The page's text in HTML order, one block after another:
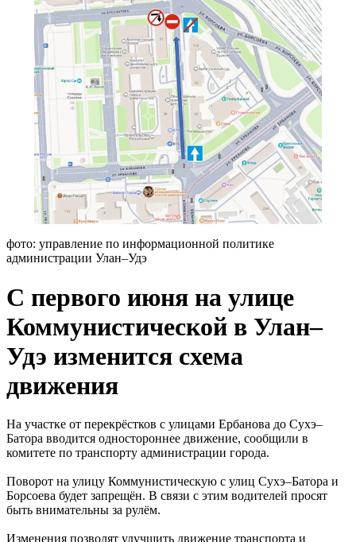
фото: управление по информационной политике
администрации Улан–Удэ
С первого июня на улице
Коммунистической в Улан–
Удэ изменится схема
движения
На участке от перекрёстков с улицами Ербанова до Сухэ–
Батора вводится одностороннее движение, сообщили в
комитете по транспорту администрации города.
Поворот на улицу Коммунистическую с улиц Сухэ–Батора и
Борсоева будет запрещён. В связи с этим водителей просят
быть внимательны за рулём.
Изменения позволят улучшить движение транспорта и